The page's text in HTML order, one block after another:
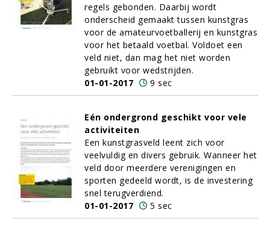
regels gebonden. Daarbij wordt
onderscheid gemaakt tussen kunstgras
voor de amateurvoetballerij en kunstgras
voor het betaald voetbal. Voldoet een
veld niet, dan mag het niet worden
gebruikt voor wedstrijden.
01-01-2017
9 sec
Eén ondergrond geschikt voor vele
activiteiten
Een kunstgrasveld leent zich voor
veelvuldig en divers gebruik. Wanneer het
veld door meerdere verenigingen en
sporten gedeeld wordt, is de investering
snel terugverdiend.
01-01-2017
5 sec